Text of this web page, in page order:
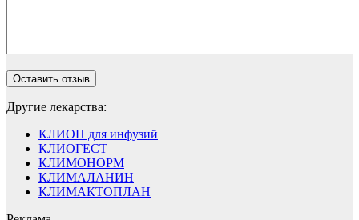
Другие лекарства:
КЛИОН для инфузий
КЛИОГЕСТ
КЛИМОНОРМ
КЛИМАЛАНИН
КЛИМАКТОПЛАН